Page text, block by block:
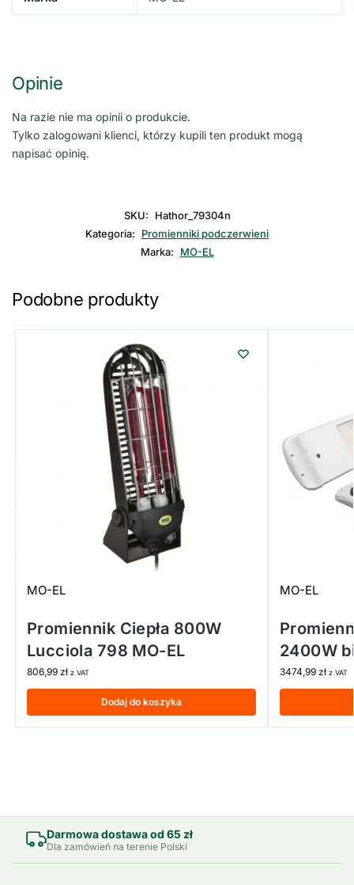
Opinie
Na razie nie ma opinii o produkcie.
Tylko zalogowani klienci, którzy kupili ten produkt mogą
napisać opinię.
SKU:
Hathor_79304n
Kategoria:
Promienniki podczerwieni
Marka:
MO-EL
Podobne produkty
MO-EL
Promiennik Ciepła 800W
Lucciola 798 MO-EL
806,99 zł z VAT
Dodaj do koszyka
MO-EL
2400W
3474,99 zł z VAT
Darmowa dostawa od 65 zł
Dla zamówień na terenie Polski